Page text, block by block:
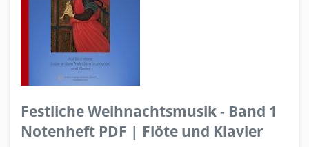
Festliche Weihnachtsmusik - Band 1
Notenheft PDF | Flöte und Klavier